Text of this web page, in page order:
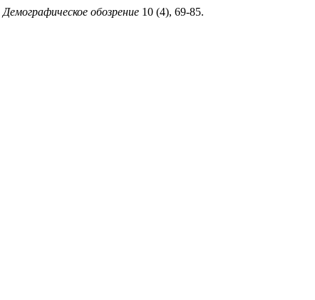
Демографическое обозрение 10 (4), 69-85.